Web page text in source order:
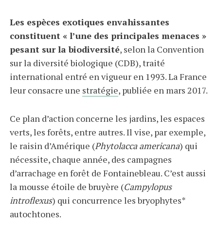
Les espèces exotiques envahissantes
constituent « l’une des principales menaces »
pesant sur la biodiversité, selon la Convention
sur la diversité biologique (CDB), traité
international entré en vigueur en 1993. La France
leur consacre une stratégie, publiée en mars 2017.
Ce plan d’action concerne les jardins, les espaces
verts, les forêts, entre autres. Il vise, par exemple,
le raisin d’Amérique (Phytolacca americana) qui
nécessite, chaque année, des campagnes
d’arrachage en forêt de Fontainebleau. C’est aussi
la mousse étoile de bruyère (Campylopus
introflexus) qui concurrence les bryophytes*
autochtones.